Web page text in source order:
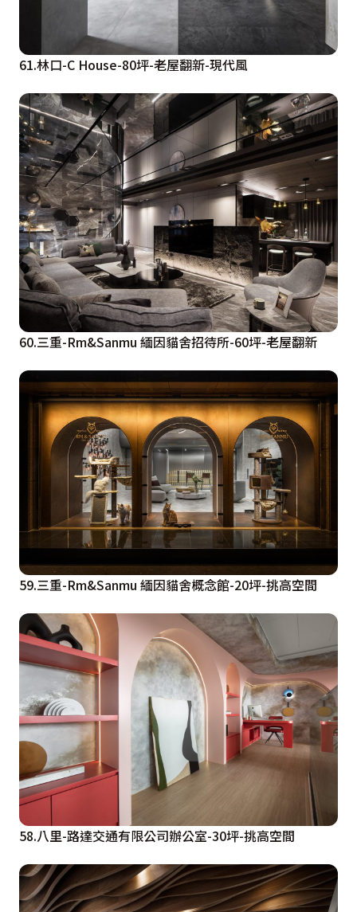
61.林口-C House-80坪-老屋翻新-現代風
60.三重-Rm&Sanmu 緬因貓舍招待所-60坪-老屋翻新
59.三重-Rm&Sanmu 緬因貓舍概念館-20坪-挑高空間
58.八里-路達交通有限公司辦公室-30坪-挑高空間